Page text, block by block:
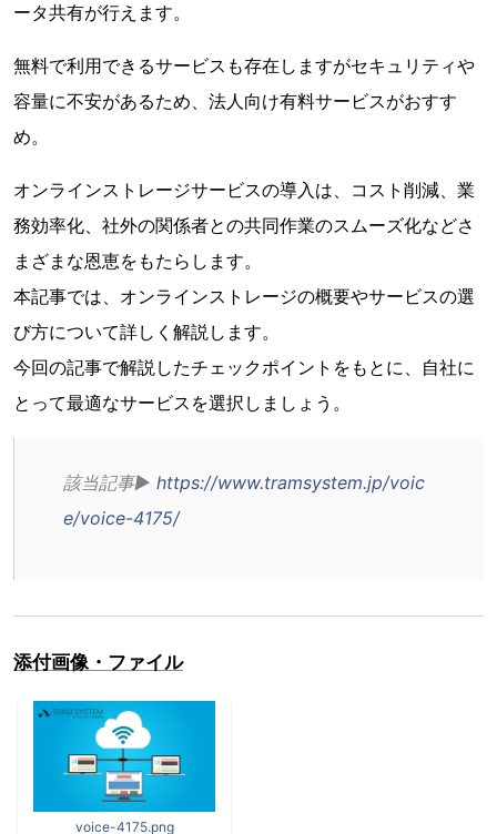
ータ共有が行えます。
無料で利用できるサービスも存在しますがセキュリティや
容量に不安があるため、法人向け有料サービスがおすす
め。
オンラインストレージサービスの導入は、コスト削減、業
務効率化、社外の関係者との共同作業のスムーズ化などさ
まざまな恩恵をもたらします。
本記事では、オンラインストレージの概要やサービスの選
び方について詳しく解説します。
今回の記事で解説したチェックポイントをもとに、自社に
とって最適なサービスを選択しましょう。
該当記事▶︎ https://www.tramsystem.jp/voic
e/voice-4175/
添付画像・ファイル
voice-4175.png